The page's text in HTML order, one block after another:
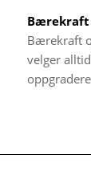
Bærekraft
Bærekraft
velger